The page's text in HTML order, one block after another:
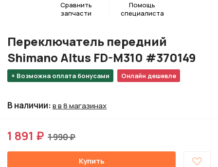
Сравнить
запчасти
Помощь
специалиста
+ Возможна оплата бонусами Онлайн дешевле
Переключатель передний
Shimano Altus FD-M310 #370149
В наличии:в в 8 магазинах
1 891 ₽ 1 990 ₽
Купить